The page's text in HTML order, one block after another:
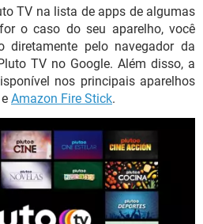
TV na lista de apps de algumas
o caso do seu aparelho, você
diretamente pelo navegador da
TV no Google. Além disso, a
nos principais aparelhos
e Amazon Fire Stick.